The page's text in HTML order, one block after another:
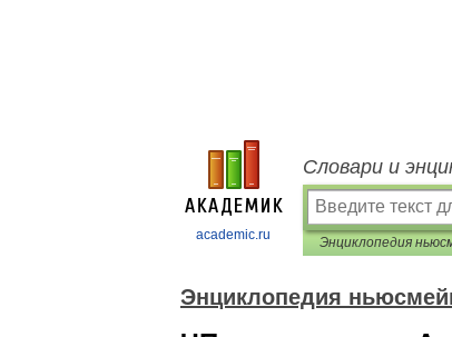
academic.ru
Словари и
Энциклопедия